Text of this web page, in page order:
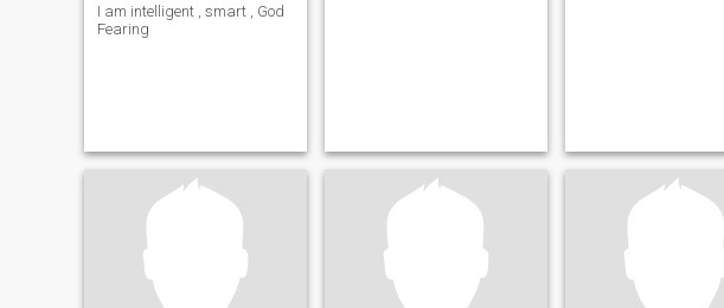
I am intelligent , smart , God
Fearing